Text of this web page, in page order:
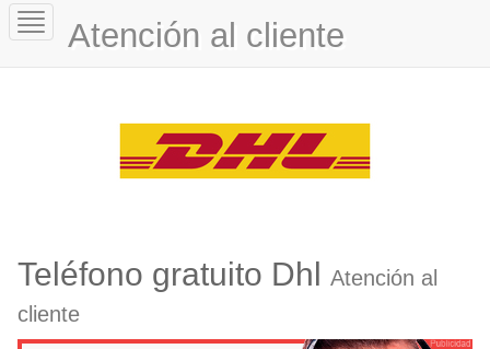
Toggle
navigationAtención al cliente
Teléfono gratuito Dhl Atención al
cliente